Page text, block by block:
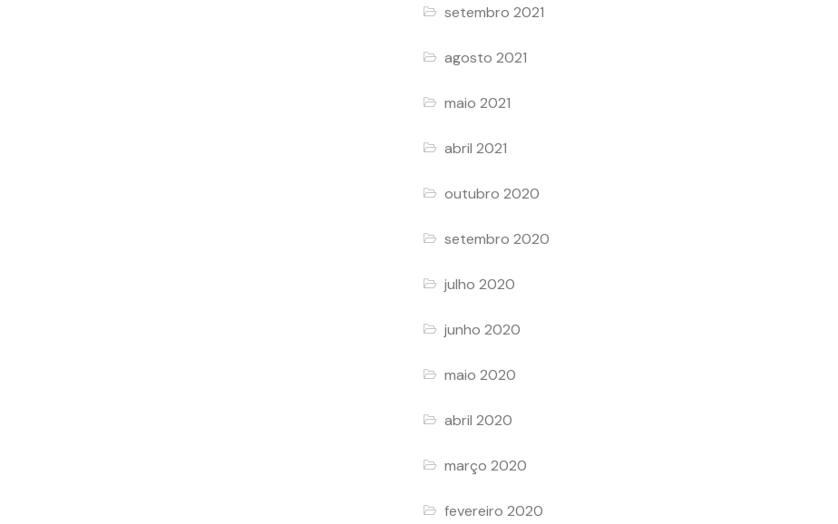
setembro 2021
agosto 2021
maio 2021
abril 2021
outubro 2020
setembro 2020
julho 2020
junho 2020
maio 2020
abril 2020
março 2020
fevereiro 2020